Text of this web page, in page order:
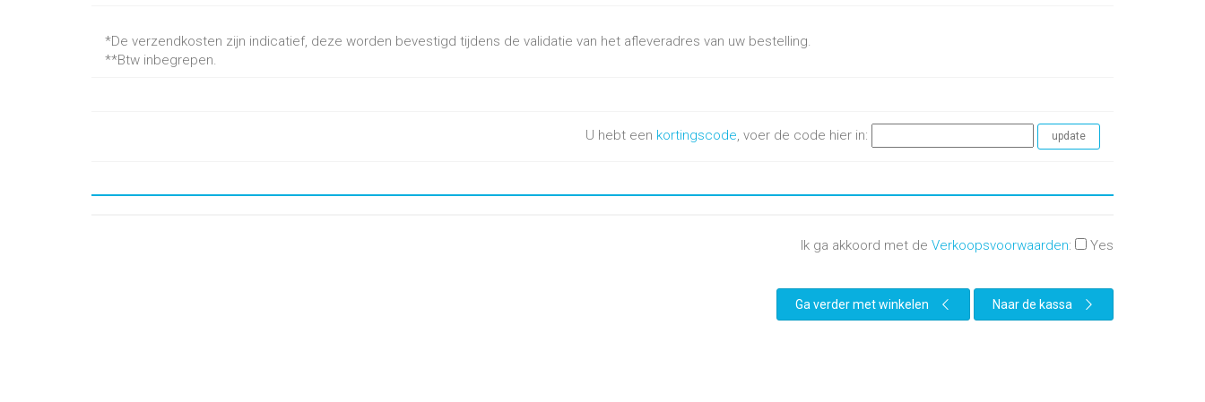
*De verzendkosten zijn indicatief, deze worden bevestigd tijdens de validatie van het afleveradres van uw bestelling.
**Btw inbegrepen.
U hebt een kortingscode, voer de code hier in:
Ik ga akkoord met de Verkoopsvoorwaarden: Yes
Ga verder met winkelen Naar de kassa